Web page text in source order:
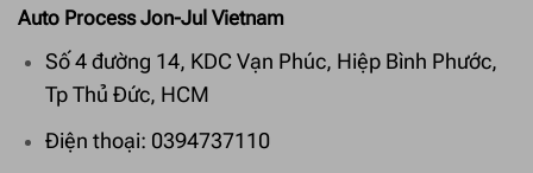
Auto Process Jon-Jul Vietnam
Số 4 đường 14, KDC Vạn Phúc, Hiệp Bình Phước,
Tp Thủ Đức, HCM
Điện thoại: 0394737110